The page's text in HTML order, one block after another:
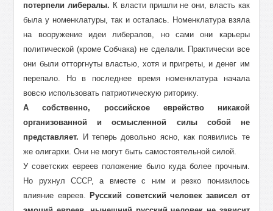
потерпели либералы. К власти пришли не они, власть как
была у номенклатуры, так и осталась. Номенклатура взяла
на вооружение идеи либералов, но сами они карьеры
политической (кроме Собчака) не сделали. Практически все
они были отторгнуты властью, хотя и пригреты, и денег им
перепало. Но в последнее время номенклатура начала
вовсю использовать патриотическую риторику.
А собственно, российское еврейство никакой
организованной и осмысленной силы собой не
представляет. И теперь довольно ясно, как появились те
же олигархи. Они не могут быть самостоятельной силой.
У советских евреев положение было куда более прочным.
Но рухнул СССР, а вместе с ним и резко понизилось
влияние евреев. Русский советский человек зависел от